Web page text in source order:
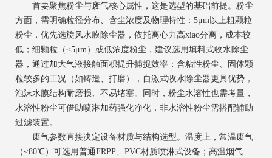
首要聚焦粉尘与废气核心属性，这是选型的基础前提。粉尘
方面，需明确粒径分布、含尘浓度及物理特性：5μm以上粗颗粒
粉尘，优先选旋风水膜除尘器，依托离心力高xiao分离，成本较
低；细颗粒（≤5μm）或低浓度粉尘，建议选用填料式收水除尘
器，通过加大气液接触面积提升捕捉效率；含粘性粉尘、固体颗
粒较多的工况（如铸造、打磨），自激式收水除尘器更具优势，
泡沫水膜结构耐磨损、不易堵塞。同时，粉尘水溶性也需考量，
水溶性粉尘可借助喷淋加药强化净化，非水溶性粉尘需搭配辅助
过滤装置。
废气参数直接决定设备材质与结构选型。温度上，常温废气
（≤80℃）可选用普通FRPP、PVC材质喷淋式设备；高温烟气